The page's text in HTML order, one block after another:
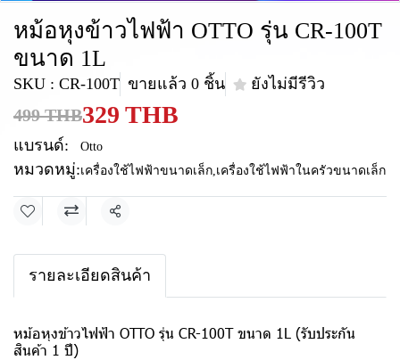
หม้อหุงข้าวไฟฟ้า OTTO รุ่น CR-100T
ขนาด 1L
SKU : CR-100T ขายแล้ว 0 ชิ้น ยังไม่มีรีวิว
499 THB329 THB
แบรนด์: Otto
หมวดหมู่:เครื่องใช้ไฟฟ้าขนาดเล็ก,เครื่องใช้ไฟฟ้าในครัวขนาดเล็ก
แชร์
รายละเอียดสินค้า
หม้อหุงข้าวไฟฟ้า OTTO รุ่น CR-100T ขนาด 1L (รับประกัน
สินค้า 1 ปี)